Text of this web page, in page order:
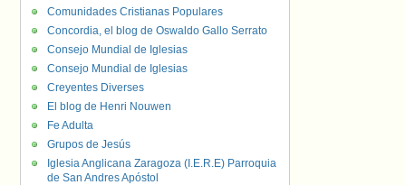
Comunidades Cristianas Populares
Concordia, el blog de Oswaldo Gallo Serrato
Consejo Mundial de Iglesias
Consejo Mundial de Iglesias
Creyentes Diverses
El blog de Henri Nouwen
Fe Adulta
Grupos de Jesús
Iglesia Anglicana Zaragoza (I.E.R.E) Parroquia
de San Andres Apóstol